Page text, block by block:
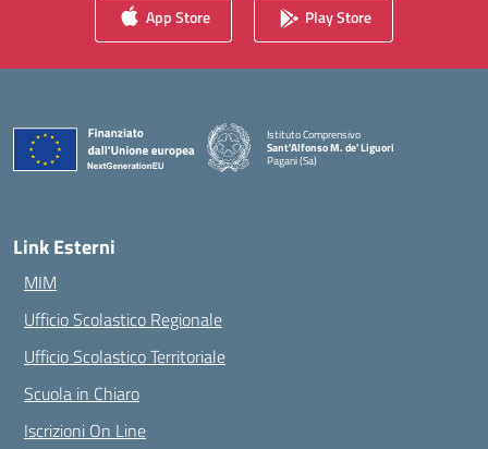
App Store Play Store
Istituto Comprensivo
Sant'Alfonso M. de' Liguori
Pagani (Sa)
— Visita la pagina iniziale della scuola
Link Esterni
MIM
Ufficio Scolastico Regionale
Ufficio Scolastico Territoriale
Scuola in Chiaro
Iscrizioni On Line